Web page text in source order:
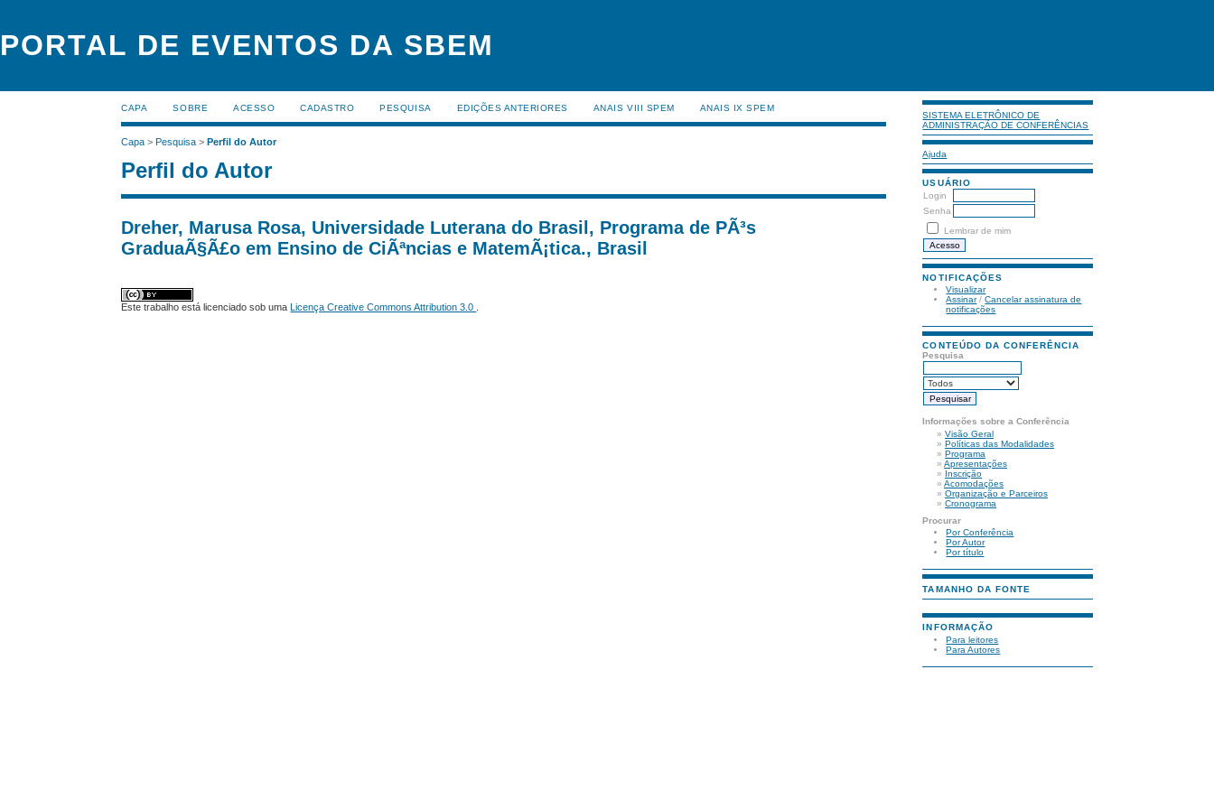
PORTAL DE EVENTOS DA SBEM
SISTEMA ELETRÔNICO DE
ADMINISTRAÇÃO DE CONFERÊNCIAS
Ajuda
USUÁRIO
Login
Senha
Lembrar de mim
NOTIFICAÇÕES
Visualizar
Assinar/Cancelar assinatura de
notificações
CONTEÚDO DA CONFERÊNCIA
Pesquisa
Informações sobre a Conferência
»Visão Geral
»Políticas das Modalidades
»Programa
»Apresentações
» Inscrição
»Acomodações
»Organização e Parceiros
»Cronograma
Procurar
Por Conferência
Por Autor
Por título
TAMANHO DA FONTE
INFORMAÇÃO
Para leitores
Para Autores
CAPA SOBRE ACESSO CADASTRO PESQUISA EDIÇÕES ANTERIORES ANAIS VIII SPEM ANAIS IX SPEM
Capa >Pesquisa >Perfil do Autor
Perfil do Autor
Dreher, Marusa Rosa, Universidade Luterana do Brasil, Programa de PÃ³s
GraduaÃ§Ã£o em Ensino de CiÃªncias e MatemÃ¡tica., Brasil
Este trabalho está licenciado sob uma Licença Creative Commons Attribution 3.0